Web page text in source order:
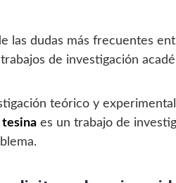
las dudas más frecuentes
de investigación
teórico y
tesina es un trabajo de